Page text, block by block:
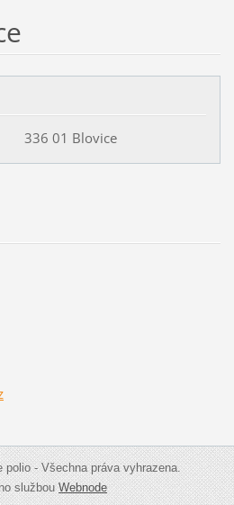
01 Blovice
polio - Všechna práva vyhrazena.
službouWebnode